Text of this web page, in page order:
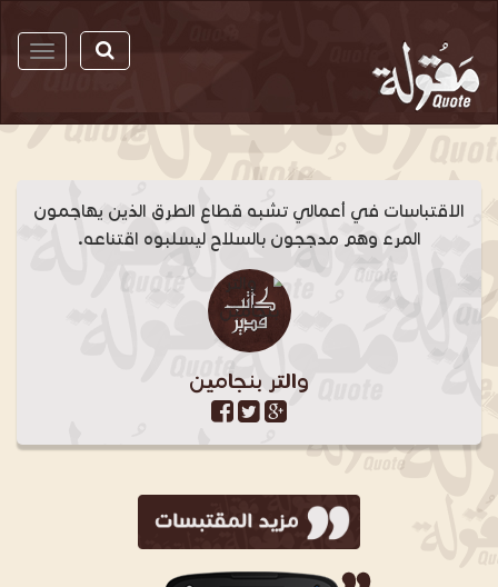
الاقتباسات في أعمالي تشبه قطاع الطرق الذين يهاجمون
المرء وهم مدججون بالسلاح ليسلبوه اقتناعه.
والتر بنجامين